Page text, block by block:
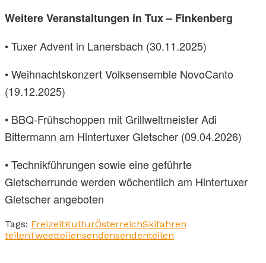
Weitere Veranstaltungen in Tux – Finkenberg
• Tuxer Advent in Lanersbach (30.11.2025)
• Weihnachtskonzert Volksensemble NovoCanto
(19.12.2025)
• BBQ-Frühschoppen mit Grillweltmeister Adi
Bittermann am Hintertuxer Gletscher (09.04.2026)
• Technikführungen sowie eine geführte
Gletscherrunde werden wöchentlich am Hintertuxer
Gletscher angeboten
Tags: FreizeitKulturÖsterreichSkifahren
teilenTweetteilensendensendenteilen